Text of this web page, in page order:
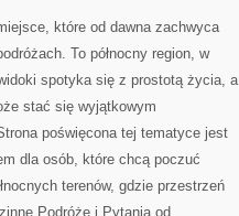
ZJAWISKA
NATURY
które od dawna zachwyca
To północny region, w
spotyka się z prostotą życia, a
stać się wyjątkowym
poświęcona tej tematyce jest
dla osób, które chcą poczuć
terenów, gdzie przestrzeń
Podróże i Pytania od